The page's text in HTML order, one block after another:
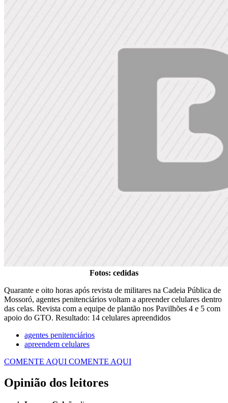
Fotos: cedidas
Quarante e oito horas após revista de militares na Cadeia Pública de
Mossoró, agentes penitenciários voltam a apreender celulares dentro
das celas. Revista com a equipe de plantão nos Pavilhões 4 e 5 com
apoio do GTO. Resultado: 14 celulares apreendidos
agentes penitenciários
apreendem celulares
COMENTE AQUI COMENTE AQUI
Opinião dos leitores